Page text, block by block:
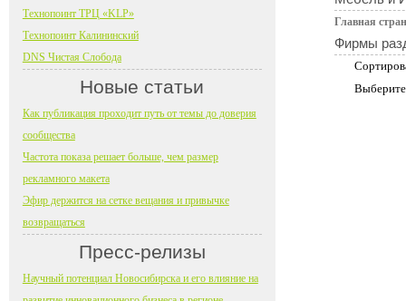
Главная
Фирмы
Технопоинт ТРЦ «KLP»
Технопоинт Калининский
DNS Чистая Слобода
Новые статьи
Как публикация проходит путь от темы до доверия
сообщества
Частота показа решает больше, чем размер
рекламного макета
Эфир держится на сетке вещания и привычке
возвращаться
Пресс-релизы
Научный потенциал Новосибирска и его влияние на